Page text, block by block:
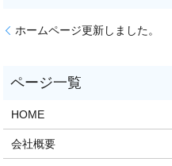
ホームページ更新しました。
HOME
会社概要